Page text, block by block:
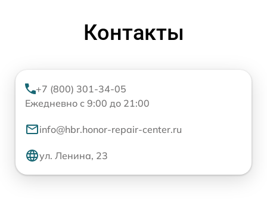
Контакты
+7 (800) 301-34-05
Ежедневно с 9:00 до 21:00
info@hbr.honor-repair-center.ru
ул. Ленина, 23